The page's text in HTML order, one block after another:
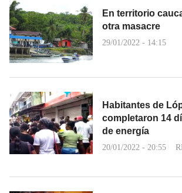
En territorio
otra masacre
29/01/2022 - 14:15
Habitantes de
completaron 14
de energía
20/01/2022 - 20:55